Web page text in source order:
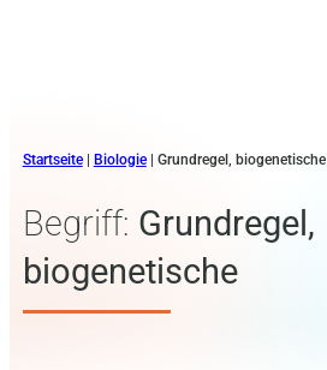
Startseite| Biologie| Grundregel, biogenetische
Begriff: Grundregel,
biogenetische